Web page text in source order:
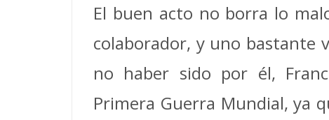
El buen acto no borra lo
colaborador, y uno bastante
no haber sido por él,
Primera Guerra Mundial, ya